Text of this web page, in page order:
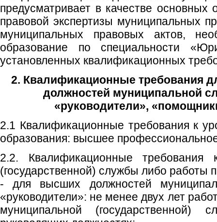
предусматривает в качестве основных
правовой экспертизы муниципальных
муниципальных правовых актов,
образование по специальности
установленных квалификационных
2. Квалификационные требования
должностей муниципальной
«руководители»,
2.1 Квалификационные требования к
образования: высшее
2.2. Квалификационные требования
(государственной) службы либо работы
- для высших должностей
«руководители»: не менее двух лет
муниципальной